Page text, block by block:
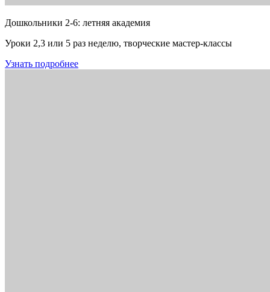
Дошкольники 2-6: летняя академия
Уроки 2,3 или 5 раз неделю, творческие мастер-классы
Узнать подробнее